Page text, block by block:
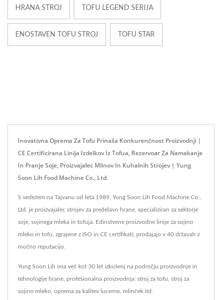
HRANA STROJ TOFU LEGEND SERIJA
ENOSTAVEN TOFU STROJ TOFU STAR
Inovativna Oprema Za Tofu Prinaša Konkurenčnost Proizvodnji |
CE Certificirana Linija Izdelkov Iz Tofua, Rezervoar Za Namakanje
In Pranje Soje, Proizvajalec Mlinov In Kuhalnih Strojev | Yung
Soon Lih Food Machine Co., Ltd.
S sedežem na Tajvanu od leta 1989, Yung Soon Lih Food Machine Co.,
Ltd. je proizvajalec strojev za predelavo hrane, specializiran za sektorje
soje, sojinega mleka in tofuja. Edinstvene proizvodne linije za sojino
mleko in tofu, zgrajene z ISO in CE certifikati, prodajajo v 40 državah z
močno reputacijo.
Yung Soon Lih ima več kot 30 let izkušenj na področju proizvodnje in
tehnologije hrane, profesionalna proizvodnja: stroj za tofu, stroj za
sojino mleko, oprema za kalitev lucerne, mlinček itd.